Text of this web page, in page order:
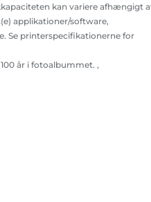
kan variere afhængigt
applikationer/software,
Se printerspecifikationerne for
år i fotoalbummet. ,